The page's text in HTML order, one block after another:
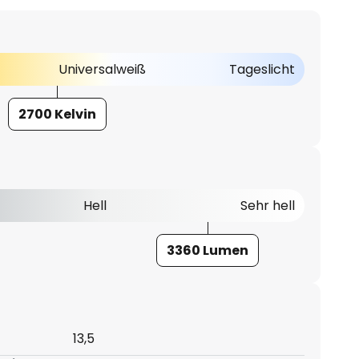
Universalweiß Tageslicht
2700 Kelvin
Hell Sehr hell
3360 Lumen
13,5